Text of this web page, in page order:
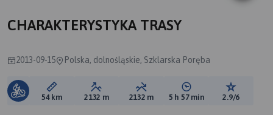
CHARAKTERYSTYKA TRASY
2013-09-15 Polska, dolnośląskie, Szklarska Poręba
Długość trasy:
54 km Suma przewyższeń:
2132 m Suma spadków:
2132 m Średni czas potrzebny
5 h 57 min Ocena
2.9/6